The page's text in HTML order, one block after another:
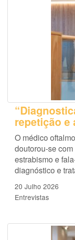
repetição e
O médico
doutorou-se
estrabismo e
diagnóstico e
20 Julho 2026
Entrevistas